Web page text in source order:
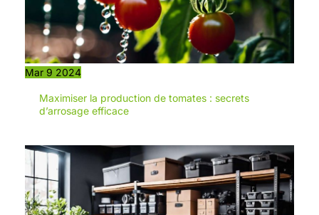
performances optimisées.
Profitez d'une expérience de
tonte stable et durable, avec un
minimum d'effort.
Mar 9 2024
Maximiser la production de tomates : secrets
d’arrosage efficace